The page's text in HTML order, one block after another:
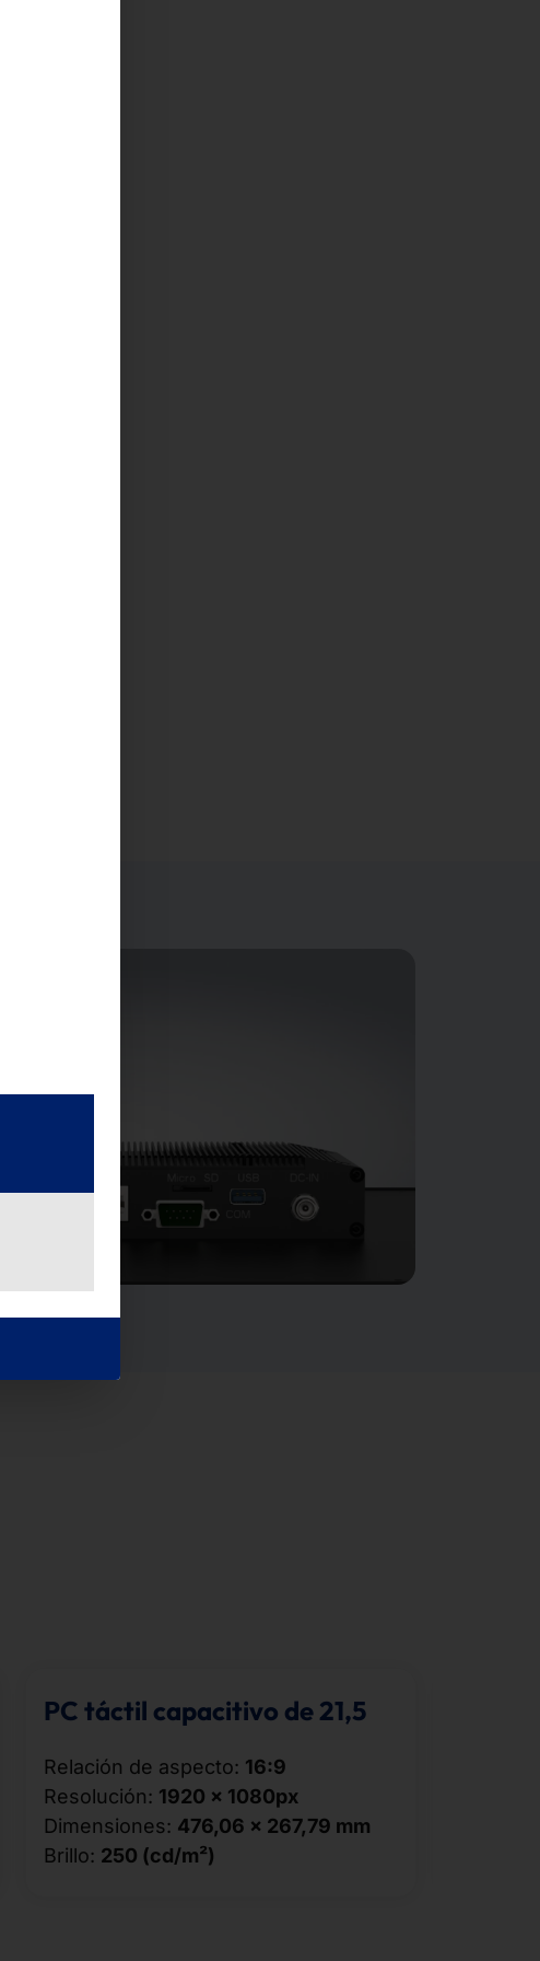
PC táctil capacitivo de 21,5
Relación de aspecto: 16:9
Resolución: 1920 × 1080px
Dimensiones: 476,06 × 267,79 mm
Brillo: 250 (cd/m²)